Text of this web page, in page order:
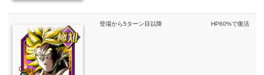
登場から5ターン目以降 HP60%で復活